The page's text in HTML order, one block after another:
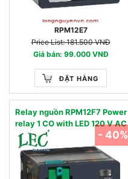
RPM12E7
Price List: 181.500 VNĐ
Giá bán: 99.000 VNĐ
ĐẶT HÀNG
Relay nguồn RPM12F7 Power
relay 1 CO with LED 120 V AC
- 40%